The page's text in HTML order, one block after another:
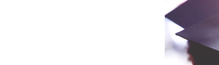
向け
て質
の高
い教
員を